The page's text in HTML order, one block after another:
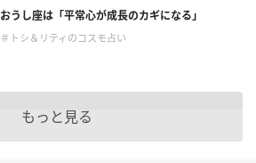
おうし座は「平常心が成長のカギになる」
＃トシ＆リティのコスモ占い
もっと見る